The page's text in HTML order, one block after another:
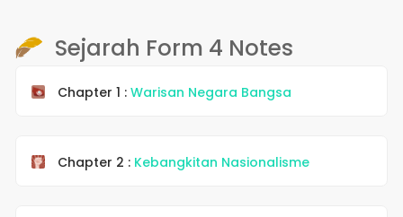
Sejarah Form 4 Notes
Chapter 1 :Warisan Negara Bangsa
Chapter 2 : Kebangkitan Nasionalisme